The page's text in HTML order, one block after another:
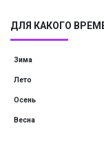
ДЛЯ КАКОГО
Зима
Лето
Осень
Весна